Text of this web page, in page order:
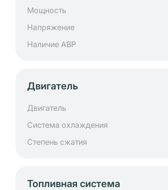
Мощность
Напряжение
Наличие АВР
Двигатель
Двигатель
Система охлаждения
Степень сжатия
Топливная система